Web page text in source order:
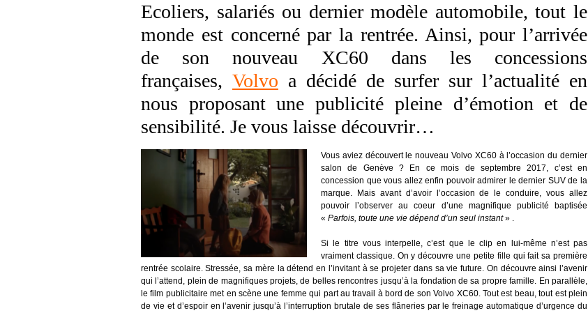
Ecoliers, salariés ou dernier modèle automobile, tout le
monde est concerné par la rentrée. Ainsi, pour l’arrivée
de son nouveau XC60 dans les concessions
françaises, Volvo a décidé de surfer sur l’actualité en
nous proposant une publicité pleine d’émotion et de
sensibilité. Je vous laisse découvrir…
Vous aviez découvert le nouveau Volvo XC60 à l’occasion du dernier
salon de Genève ? En ce mois de septembre 2017, c’est en
concession que vous allez enfin pouvoir admirer le dernier SUV de la
marque. Mais avant d’avoir l’occasion de le conduire, vous allez
pouvoir l’observer au coeur d’une magnifique publicité baptisée
« Parfois, toute une vie dépend d’un seul instant» .
Si le titre vous interpelle, c’est que le clip en lui-même n’est pas
vraiment classique. On y découvre une petite fille qui fait sa première
rentrée scolaire. Stressée, sa mère la détend en l’invitant à se projeter dans sa vie future. On découvre ainsi l’avenir
qui l’attend, plein de magnifiques projets, de belles rencontres jusqu’à la fondation de sa propre famille. En parallèle,
le film publicitaire met en scène une femme qui part au travail à bord de son Volvo XC60. Tout est beau, tout est plein
de vie et d’espoir en l’avenir jusqu’à l’interruption brutale de ses flâneries par le freinage automatique d’urgence du